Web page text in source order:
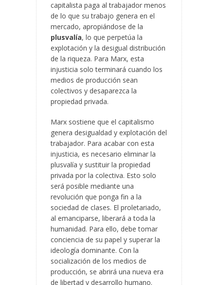
capitalista paga al trabajador menos
de lo que su trabajo genera en el
mercado, apropiándose de la
plusvalía, lo que perpetúa la
explotación y la desigual distribución
de la riqueza. Para Marx, esta
injusticia solo terminará cuando los
medios de producción sean
colectivos y desaparezca la
propiedad privada.
Marx sostiene que el capitalismo
genera desigualdad y explotación del
trabajador. Para acabar con esta
injusticia, es necesario eliminar la
plusvalía y sustituir la propiedad
privada por la colectiva. Esto solo
será posible mediante una
revolución que ponga fin a la
sociedad de clases. El proletariado,
al emanciparse, liberará a toda la
humanidad. Para ello, debe tomar
conciencia de su papel y superar la
ideología dominante. Con la
socialización de los medios de
producción, se abrirá una nueva era
de libertad y desarrollo humano.